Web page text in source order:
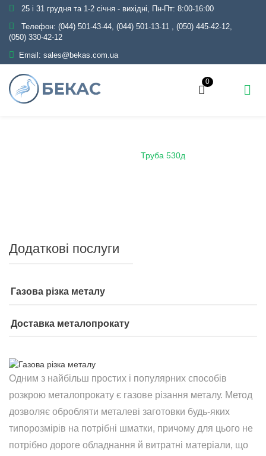
25 і 31 грудня та 1-2 січня - вихідні, Пн-Пт: 8:00-16:00
Телефон: (044) 501-43-44, (044) 501-13-11 , (050) 445-42-12,
(050) 330-42-12
Email: sales@bekas.com.ua
0
Труба 530д
Додаткові послуги
Газова різка металу
Доставка металопрокату
Одним з найбільш простих і популярних способів
розкрою металопрокату є газове різання металу. Метод
дозволяє обробляти металеві заготовки будь-яких
типорозмірів на потрібні шматки, причому для цього не
потрібно дороге обладнання й витратні матеріали, що